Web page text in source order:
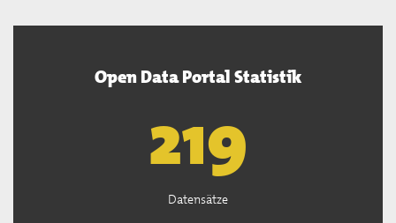
Open Data Portal Statistik
221
Datensätze